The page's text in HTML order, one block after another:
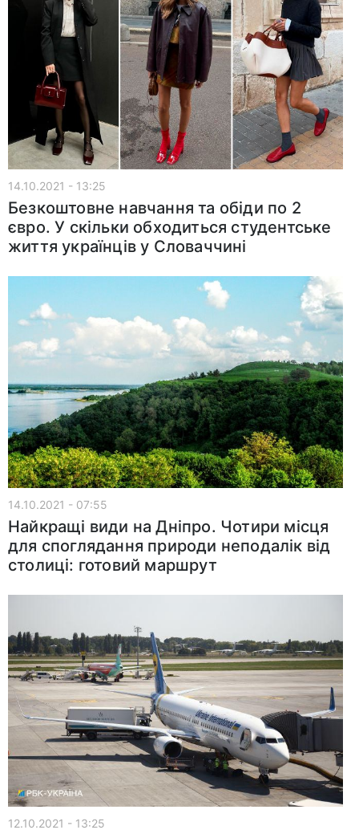
14.10.2021 - 13:25
Безкоштовне навчання та обіди по 2
євро. У скільки обходиться студентське
життя українців у Словаччині
14.10.2021 - 07:55
Найкращі види на Дніпро. Чотири місця
для споглядання природи неподалік від
столиці: готовий маршрут
12.10.2021 - 13:25